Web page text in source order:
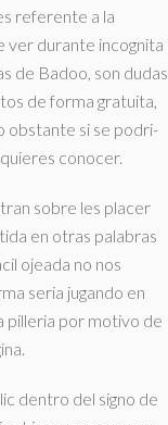
referente a la
ver durante incognita
de Badoo, son dudas
de forma gratuita,
obstante si se podri­
conocer.
sobre les placer
en otras palabras
ojeada no nos
seri­a jugando en
pilleria por motivo de
dentro del signo de